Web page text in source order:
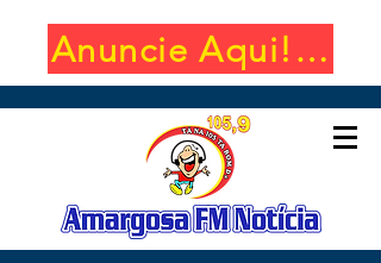
Anuncie Aqui!